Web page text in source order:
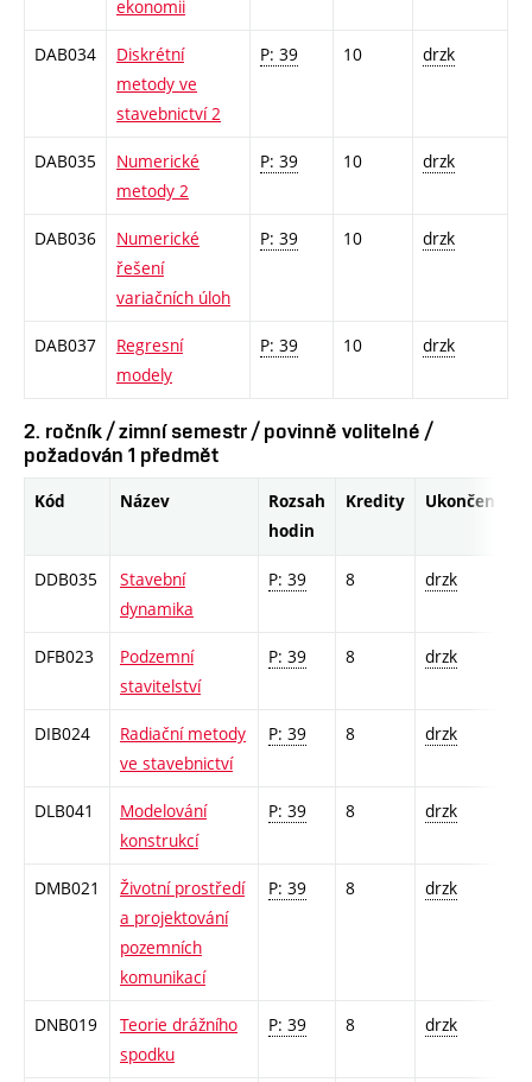
ekonomii
DAB034
Diskrétní
metody ve
stavebnictví 2
P: 39 10 drzk
DAB035
Numerické
metody 2
P: 39 10 drzk
DAB036
Numerické
řešení
variačních úloh
P: 39 10 drzk
DAB037
Regresní
modely
P: 39 10 drzk
2. ročník / zimní semestr / povinně volitelné /
požadován 1 předmět
Kód Název
Rozsah
hodin
Kredity Ukončení
DDB035
Stavební
dynamika
P: 39 8 drzk
DFB023
Podzemní
stavitelství
P: 39 8 drzk
DIB024
Radiační metody
ve stavebnictví
P: 39 8 drzk
DLB041
Modelování
konstrukcí
P: 39 8 drzk
DMB021
Životní prostředí
a projektování
pozemních
komunikací
P: 39 8 drzk
DNB019
Teorie drážního
spodku
P: 39 8 drzk